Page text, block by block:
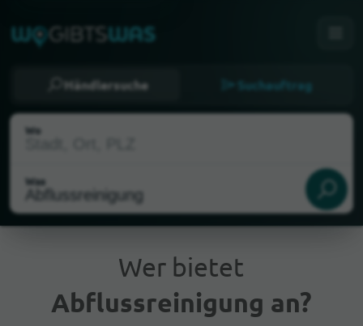
Händlersuche Suchauftrag
Wo
Was
Aktueller Standort
Wer bietet
Abflussreinigung an?